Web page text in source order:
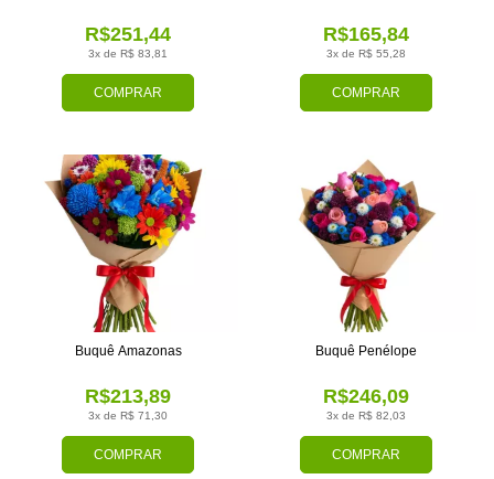
COMPRAR
3x de R$ 83,81
R$251,44
COMPRAR
3x de R$ 55,28
R$165,84
COMPRAR
3x de R$ 71,30
R$213,89
Buquê Amazonas
COMPRAR
3x de R$ 82,03
R$246,09
Buquê Penélope